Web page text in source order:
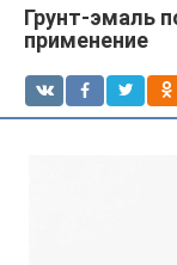
Грунт-эмаль
применение